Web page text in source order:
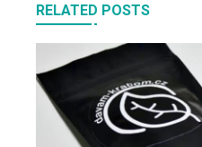
RELATED POSTS